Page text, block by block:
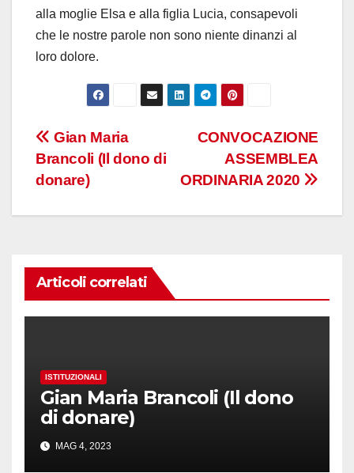
alla moglie Elsa e alla figlia Lucia, consapevoli
che le nostre parole non sono niente dinanzi al
loro dolore.
Navigazione
articoli
CONVOCAZIONE
ASSEMBLEA
ORDINARIA 2020
Gian Maria
Brancoli (Il dono di
donare)
Articoli correlati
ISTITUZIONALI
Gian Maria Brancoli (Il dono
di donare)
MAG 4, 2023